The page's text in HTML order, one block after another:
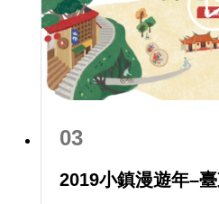
03
2019小鎮漫遊年–